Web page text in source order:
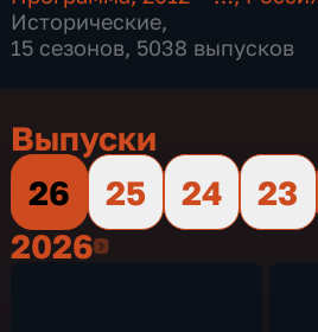
Исторические,
15 сезонов, 5038 выпусков
Выпуски
26
25 24 23
20262026